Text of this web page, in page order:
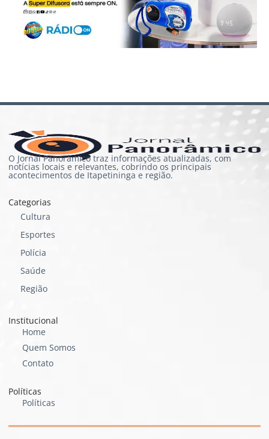
O Jornal Panorâmico traz informações atualizadas, com
notícias locais e relevantes, cobrindo os principais
acontecimentos de Itapetininga e região.
Categorias
Cultura
Esportes
Polícia
Saúde
Região
Institucional
Home
Quem Somos
Contato
Políticas
Políticas